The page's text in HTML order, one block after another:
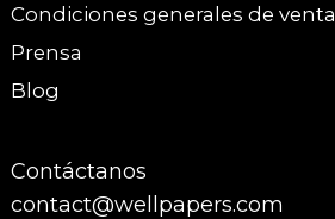
Condiciones generales de venta
Prensa
Blog
Contáctanos
contact@wellpapers.com